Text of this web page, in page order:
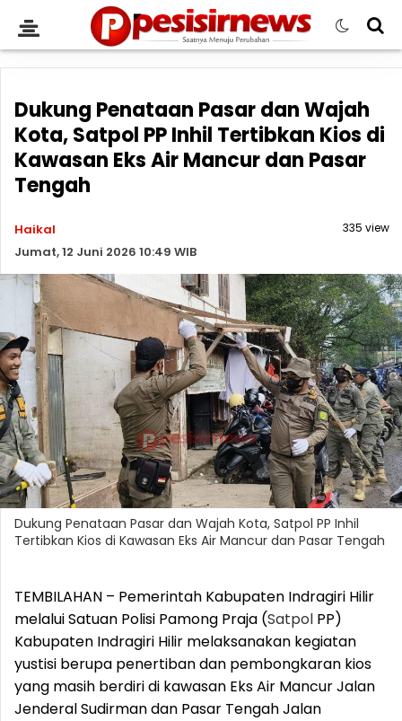
Dukung Penataan Pasar dan Wajah
Kota, Satpol PP Inhil Tertibkan Kios di
Kawasan Eks Air Mancur dan Pasar
Tengah
Haikal
Jumat, 12 Juni 2026 10:49 WIB
335 view
Dukung Penataan Pasar dan Wajah Kota, Satpol PP Inhil
Tertibkan Kios di Kawasan Eks Air Mancur dan Pasar Tengah
TEMBILAHAN – Pemerintah Kabupaten Indragiri Hilir
melalui Satuan Polisi Pamong Praja (Satpol PP)
Kabupaten Indragiri Hilir melaksanakan kegiatan
yustisi berupa penertiban dan pembongkaran kios
yang masih berdiri di kawasan Eks Air Mancur Jalan
Jenderal Sudirman dan Pasar Tengah Jalan